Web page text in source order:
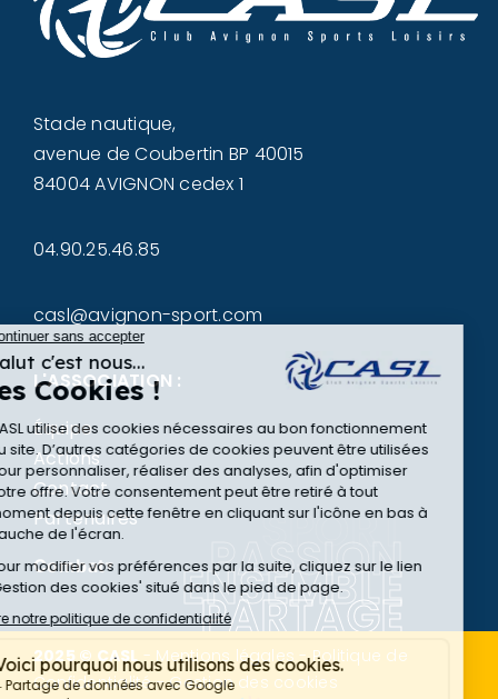
Stade nautique,
avenue de Coubertin BP 40015
84004 AVIGNON cedex 1
04.90.25.46.85
casl@avignon-sport.com
L'ASSOCIATION :
Équipe
Actions
Contact
Partenaires
Combat▾
SPORT
PASSION
ENSEMBLE
PARTAGE
2025 © CASL - Mentions légales -Politique de
Confidentialité-Gestion des cookies